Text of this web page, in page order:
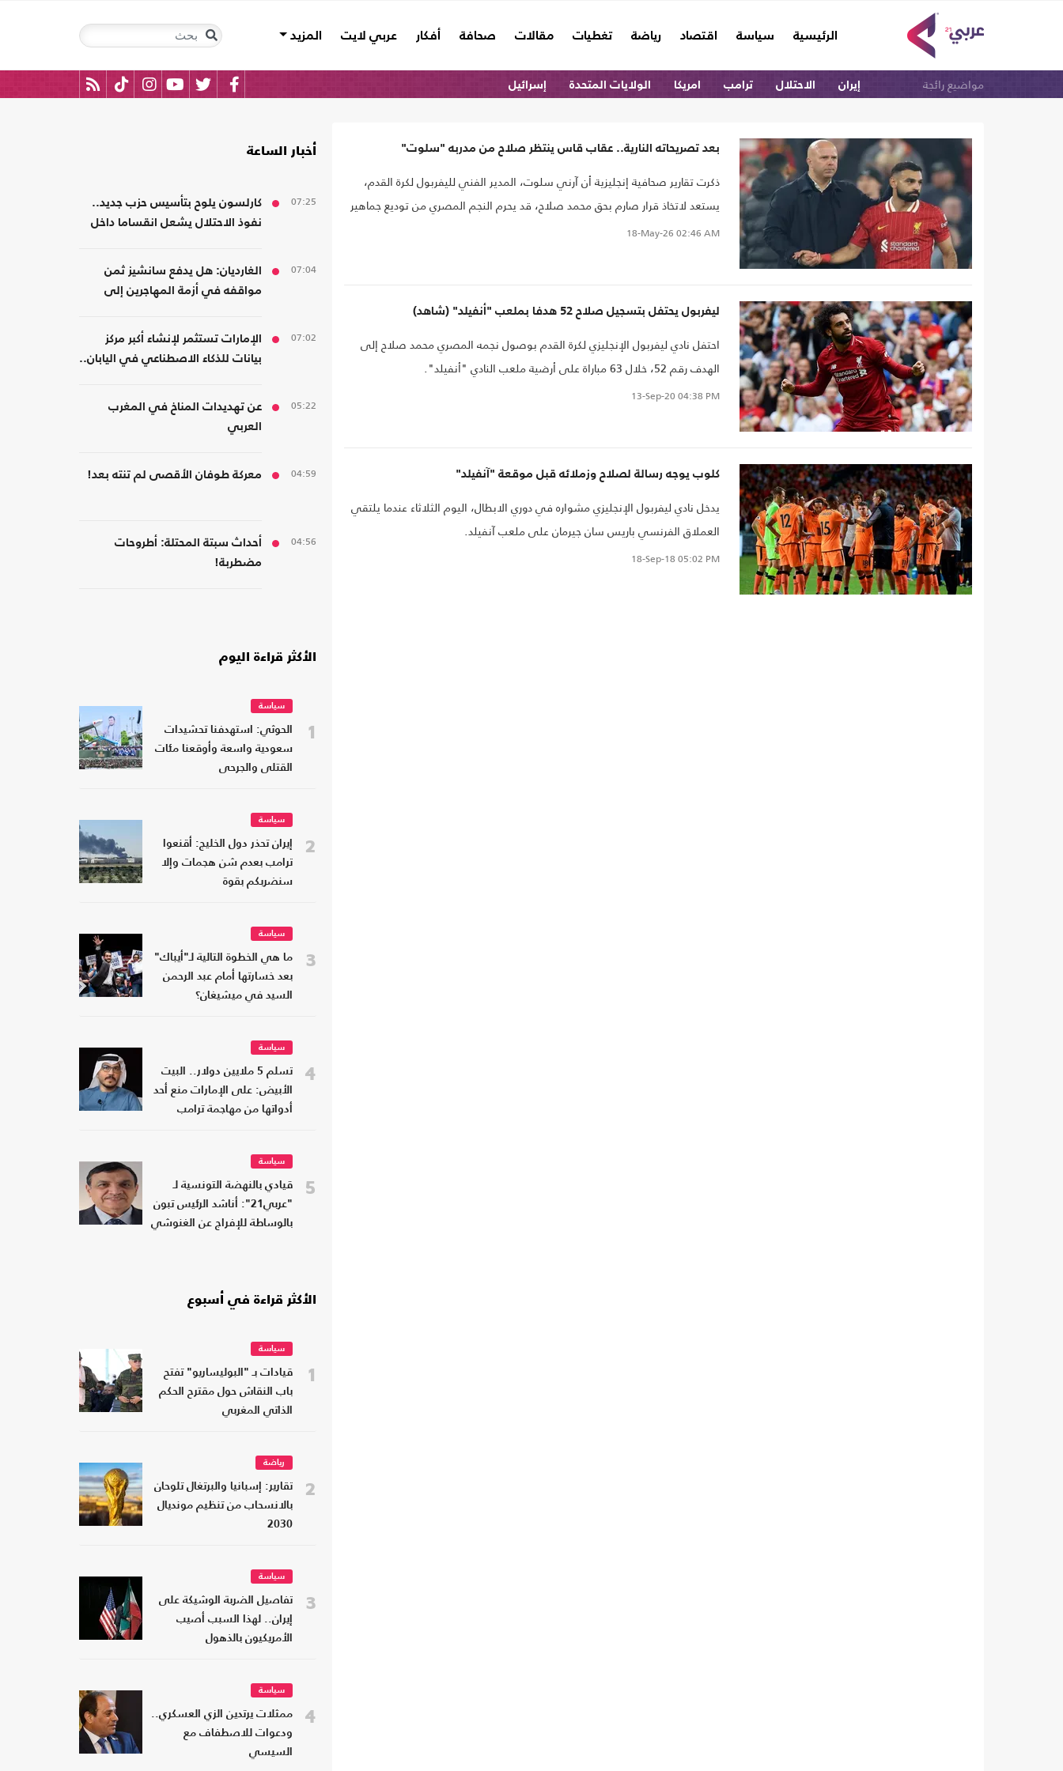
الرئيسية
(current) سياسة اقتصاد رياضة تغطيات مقالات صحافة أفكار عربي لايت المزيد
مواضيع رائجة إيران الاحتلال ترامب امريكا الولايات المتحدة إسرائيل
بعد تصريحاته النارية.. عقاب قاس ينتظر صلاح من مدربه "سلوت"
ذكرت تقارير صحافية إنجليزية أن آرني سلوت، المدير الفني لليفربول لكرة القدم،
يستعد لاتخاذ قرار صارم بحق محمد صلاح، قد يحرم النجم المصري من توديع جماهير
"أنفيلد" بالطريقة التي يستحقها، بعد تصريحاته الغاضبة عبر وسائل التواصل
18-May-26 02:46 AM
ليفربول يحتفل بتسجيل صلاح 52 هدفا بملعب "أنفيلد" (شاهد) ​
احتفل نادي ليفربول الإنجليزي لكرة القدم بوصول نجمه المصري محمد صلاح إلى
الهدف رقم 52، خلال 63 مباراة على أرضية ملعب النادي "أنفيلد".
13-Sep-20 04:38 PM
كلوب يوجه رسالة لصلاح وزملائه قبل موقعة "آنفيلد"
يدخل نادي ليفربول الإنجليزي مشواره في دوري الابطال، اليوم الثلاثاء عندما يلتقي
العملاق الفرنسي باريس سان جيرمان على ملعب آنفيلد.
18-Sep-18 05:02 PM
أخبار الساعة
07:25
كارلسون يلوح بتأسيس حزب جديد..
نفوذ الاحتلال يشعل انقساما داخل
07:04
الغارديان: هل يدفع سانشيز ثمن
مواقفه في أزمة المهاجرين إلى
07:02
الإمارات تستثمر لإنشاء أكبر مركز
بيانات للذكاء الاصطناعي في اليابان..
05:22
عن تهديدات المناخ في المغرب
العربي
04:59 معركة طوفان الأقصى لم تنته بعد!
04:56
أحداث سبتة المحتلة: أطروحات
مضطربة!
الأكثر قراءة اليوم
1
سياسة
الحوثي: استهدفنا تحشيدات
سعودية واسعة وأوقعنا مئات
القتلى والجرحى
2
سياسة
إيران تحذر دول الخليج: أقنعوا
ترامب بعدم شن هجمات وإلا
سنضربكم بقوة
3
سياسة
ما هي الخطوة التالية لـ"أيباك"
بعد خسارتها أمام عبد الرحمن
السيد في ميشيغان؟
4
سياسة
تسلم 5 ملايين دولار.. البيت
الأبيض: على الإمارات منع أحد
أدواتها من مهاجمة ترامب
5
سياسة
قيادي بالنهضة التونسية لـ
"عربي21": أناشد الرئيس تبون
بالوساطة للإفراج عن الغنوشي
الأكثر قراءة في أسبوع
1
سياسة
قيادات بـ "البوليساريو" تفتح
باب النقاش حول مقترح الحكم
الذاتي المغربي
2
رياضة
تقارير: إسبانيا والبرتغال تلوحان
بالانسحاب من تنظيم مونديال
2030
3
سياسة
تفاصيل الضربة الوشيكة على
إيران.. لهذا السبب أصيب
الأمريكيون بالذهول
4
سياسة
ممثلات يرتدين الزي العسكري..
ودعوات للاصطفاف مع
السيسي